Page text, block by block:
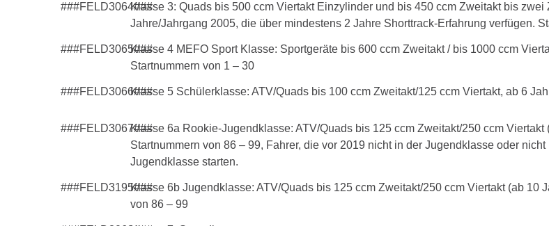
###FELD3064###Klasse 3: Quads bis 500 ccm Viertakt Einzylinder und bis 450 ccm Zweitakt bis
Jahre/Jahrgang 2005, die über mindestens 2 Jahre Shorttrack-Erfahrung verfügen.
###FELD3065###Klasse 4 MEFO Sport Klasse: Sportgeräte bis 600 ccm Zweitakt / bis 1000 ccm
Startnummern von 1 – 30
###FELD3066###Klasse 5 Schülerklasse: ATV/Quads bis 100 ccm Zweitakt/125 ccm Viertakt, ab 6
###FELD3067###Klasse 6a Rookie-Jugendklasse: ATV/Quads bis 125 ccm Zweitakt/250 ccm
Startnummern von 86 – 99, Fahrer, die vor 2019 nicht in der Jugendklasse oder
Jugendklasse starten.
###FELD3195###Klasse 6b Jugendklasse: ATV/Quads bis 125 ccm Zweitakt/250 ccm Viertakt (ab 10
von 86 – 99